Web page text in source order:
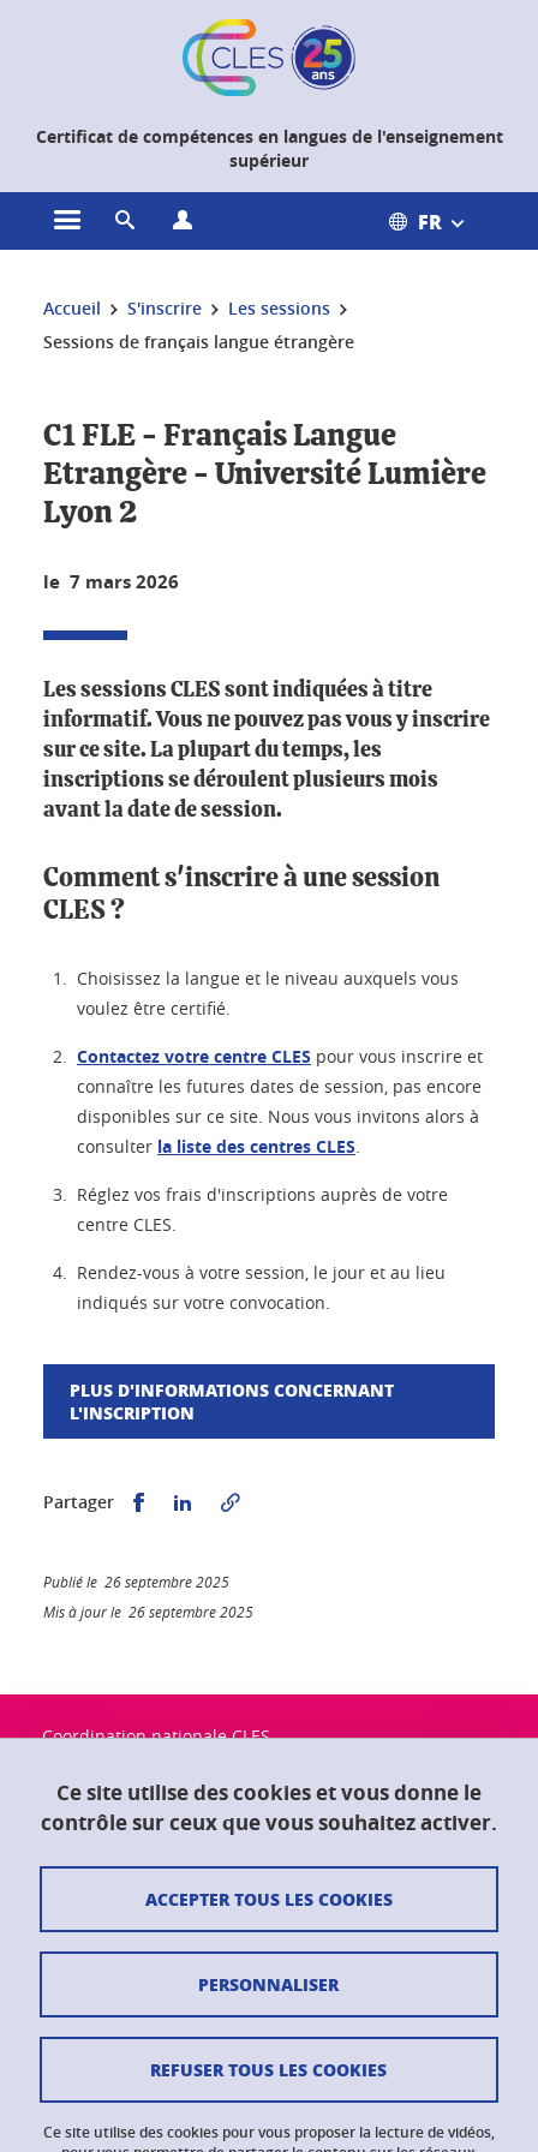
Certificat de compétences en langues de l'enseignement
supérieur
Ouvrir le menu principal
Ouvrir le moteur de recherche FR
Vous êtes ici :
Accueil S'inscrire
Les sessions
Sessions de français langue étrangère
C1 FLE - Français Langue
Etrangère - Université Lumière
Lyon 2
le 7 mars 2026
Les sessions CLES sont indiquées à titre
informatif. Vous ne pouvez pas vous y inscrire
sur ce site. La plupart du temps, les
inscriptions se déroulent plusieurs mois
avant la date de session.
Comment s'inscrire à une session
CLES ?
Choisissez la langue et le niveau auxquels vous
voulez être certifié.
Contactez votre centre CLES pour vous inscrire et
connaître les futures dates de session, pas encore
disponibles sur ce site. Nous vous invitons alors à
consulter la liste des centres CLES.
Réglez vos frais d'inscriptions auprès de votre
centre CLES.
Rendez-vous à votre session, le jour et au lieu
indiqués sur votre convocation.
PLUS D'INFORMATIONS CONCERNANT
L'INSCRIPTION
Partager Partager sur Facebook
Partager sur LinkedIn
Publié le 26 septembre 2025
Mis à jour le 26 septembre 2025
Coordination nationale CLES
Maison du doctorat "Jean Kuntzmann"
CS 40700
38058 Grenoble Cedex 9
Plan du site
Données personnelles
Ce site utilise des cookies et vous donne le
contrôle sur ceux que vous souhaitez activer.
Ce site utilise des cookies pour vous proposer la lecture de vidéos,
ACCEPTER TOUS LES COOKIES
REFUSER TOUS LES COOKIES
PERSONNALISER